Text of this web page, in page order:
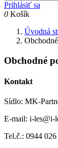
Prihlásiť sa
0 Košík
Úvodná
Obchodné
Kontakt
Sídlo: MK-
E-mail: i-les@i-
Tel.č.: 0944